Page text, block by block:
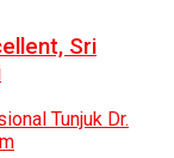
Sri